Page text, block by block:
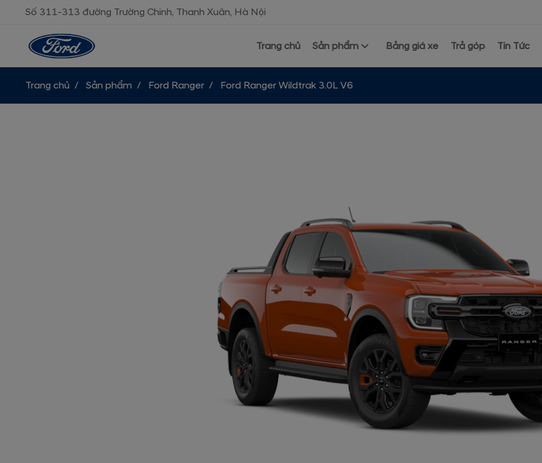
Số 311-313 đường Trường Chinh, Thanh Xuân, Hà Nội
Trang chủ Sản phẩm Bảng giá xe Trả góp Tin Tức
Trang chủ Sản phẩm Ford Ranger Ford Ranger Wildtrak 3.0L V6